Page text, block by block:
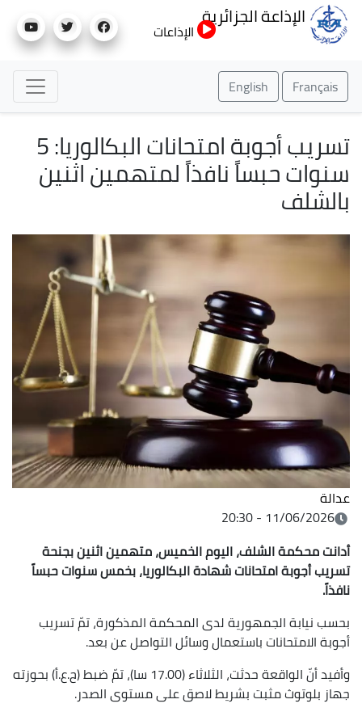
إلى
الإذاعة الجزائرية
الإذاعات
Français
English
تسريب أجوبة امتحانات البكالوريا: 5
سنوات حبساً نافذاً لمتهمين اثنين
بالشلف
عدالة
11/06/2026 - 20:30
أدانت محكمة الشلف، اليوم الخميس، متهمين اثنين بجنحة
تسريب أجوبة امتحانات شهادة البكالوريا، بخمس سنوات حبساً
نافذاً.
بحسب نيابة الجمهورية لدى المحكمة المذكورة، تمّ تسريب
أجوبة الامتحانات باستعمال وسائل التواصل عن بعد.
وأفيد أنّ الواقعة حدثت، الثلاثاء (17.00 سا)، تمّ ضبط (ح.ع.أ) بحوزته
جهاز بلوتوث مثبت بشريط لاصق على مستوى الصدر.